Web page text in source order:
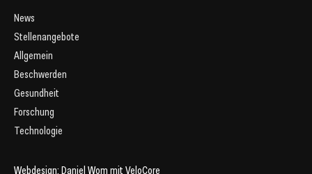
News
Stellenangebote
Allgemein
Beschwerden
Gesundheit
Forschung
Technologie
Webdesign:Daniel WommitVeloCore